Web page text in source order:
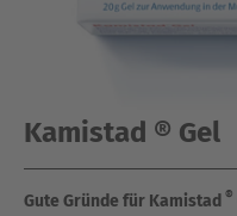
Kamistad ® Gel
Gute Gründe für Kamistad ®